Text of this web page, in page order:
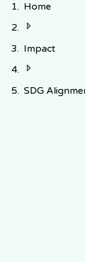
Home
Impact
SDG